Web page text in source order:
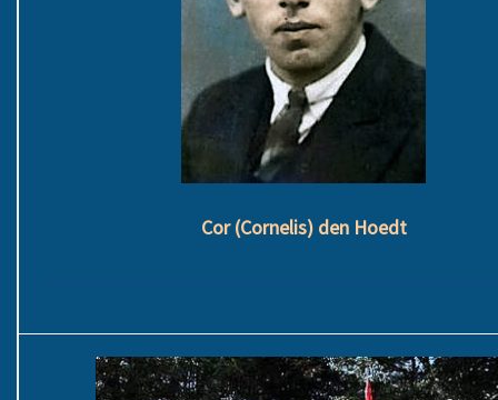
Cor (Cornelis) den Hoedt